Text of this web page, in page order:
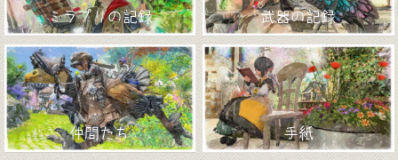
ミラプリの記録 武器の記録
仲間たち 手紙